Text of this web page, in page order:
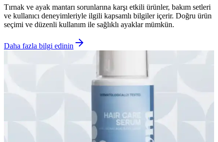
Tırnak ve ayak mantarı sorunlarına karşı etkili ürünler, bakım setleri
ve kullanıcı deneyimleriyle ilgili kapsamlı bilgiler içerir. Doğru ürün
seçimi ve düzenli kullanım ile sağlıklı ayaklar mümkün.
Daha fazla bilgi edinin